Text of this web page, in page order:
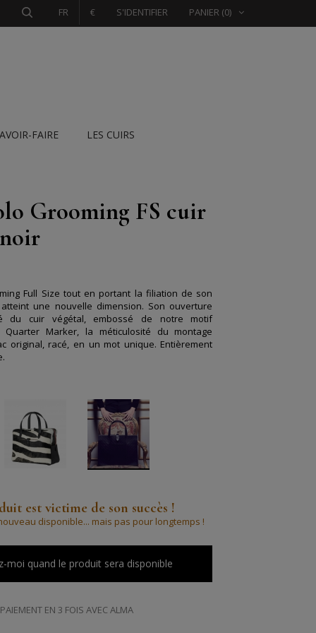
PANIER (0)
S'IDENTIFIER
€
FR
FAIRE LES CUIRS
Grooming FS cuir
Full Size tout en portant la filiation de son
atteint une nouvelle dimension. Son ouverture
du cuir végétal, embossé de notre motif
Quarter Marker, la méticulosité du montage
original, racé, en un mot unique. Entièrement
est victime de son succès !
disponible... mais pas pour longtemps !
moi quand le produit sera disponible
PAIEMENT EN 3 FOIS AVEC ALMA